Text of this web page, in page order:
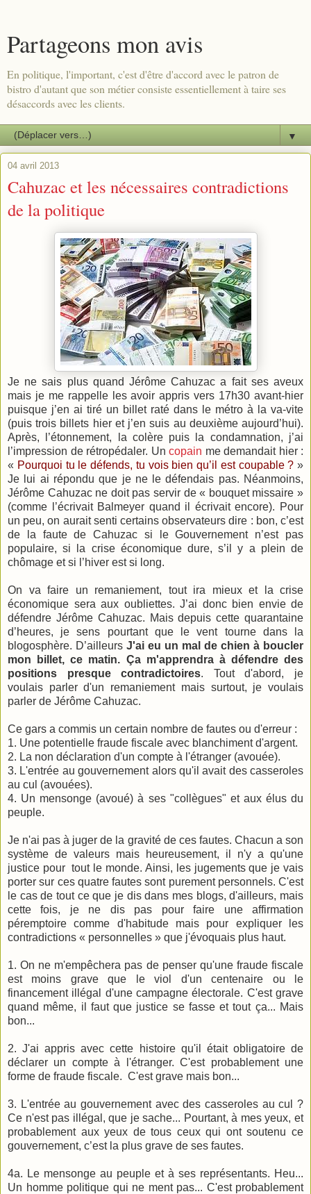
Partageons mon avis
En politique, l'important, c'est d'être d'accord avec le patron de
bistro d'autant que son métier consiste essentiellement à taire ses
désaccords avec les clients.
▼
04 avril 2013
Cahuzac et les nécessaires contradictions
de la politique
Je ne sais plus quand Jérôme Cahuzac a fait ses aveux
mais je me rappelle les avoir appris vers 17h30 avant-hier
puisque j’en ai tiré un billet raté dans le métro à la va-vite
(puis trois billets hier et j’en suis au deuxième aujourd’hui).
Après, l’étonnement, la colère puis la condamnation, j’ai
l’impression de rétropédaler. Un copain me demandait hier :
« Pourquoi tu le défends, tu vois bien qu’il est coupable ? »
Je lui ai répondu que je ne le défendais pas. Néanmoins,
Jérôme Cahuzac ne doit pas servir de « bouquet missaire »
(comme l’écrivait Balmeyer quand il écrivait encore). Pour
un peu, on aurait senti certains observateurs dire : bon, c’est
de la faute de Cahuzac si le Gouvernement n’est pas
populaire, si la crise économique dure, s’il y a plein de
chômage et si l’hiver est si long.
On va faire un remaniement, tout ira mieux et la crise
économique sera aux oubliettes. J’ai donc bien envie de
défendre Jérôme Cahuzac. Mais depuis cette quarantaine
d’heures, je sens pourtant que le vent tourne dans la
blogosphère. D’ailleurs J'ai eu un mal de chien à boucler
mon billet, ce matin. Ça m'apprendra à défendre des
positions presque contradictoires. Tout d'abord, je
voulais parler d'un remaniement mais surtout, je voulais
parler de Jérôme Cahuzac.
Ce gars a commis un certain nombre de fautes ou d'erreur :
1. Une potentielle fraude fiscale avec blanchiment d'argent.
2. La non déclaration d'un compte à l'étranger (avouée).
3. L'entrée au gouvernement alors qu'il avait des casseroles
au cul (avouées).
4. Un mensonge (avoué) à ses "collègues" et aux élus du
peuple.
Je n'ai pas à juger de la gravité de ces fautes. Chacun a son
système de valeurs mais heureusement, il n'y a qu'une
justice pour tout le monde. Ainsi, les jugements que je vais
porter sur ces quatre fautes sont purement personnels. C'est
le cas de tout ce que je dis dans mes blogs, d'ailleurs, mais
cette fois, je ne dis pas pour faire une affirmation
péremptoire comme d'habitude mais pour expliquer les
contradictions « personnelles » que j'évoquais plus haut.
1. On ne m'empêchera pas de penser qu'une fraude fiscale
est moins grave que le viol d'un centenaire ou le
financement illégal d'une campagne électorale. C'est grave
quand même, il faut que justice se fasse et tout ça... Mais
bon...
2. J'ai appris avec cette histoire qu'il était obligatoire de
déclarer un compte à l'étranger. C'est probablement une
forme de fraude fiscale. C'est grave mais bon...
3. L'entrée au gouvernement avec des casseroles au cul ?
Ce n'est pas illégal, que je sache... Pourtant, à mes yeux, et
probablement aux yeux de tous ceux qui ont soutenu ce
gouvernement, c’est la plus grave de ses fautes.
4a. Le mensonge au peuple et à ses représentants. Heu...
Un homme politique qui ne ment pas... C'est probablement